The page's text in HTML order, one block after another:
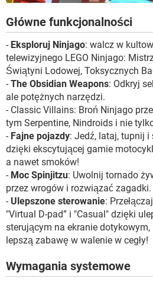
Główne funkcjonalności
- Eksploruj Ninjago: walcz w
telewizyjnego LEGO Ninjago:
Świątyni Lodowej, Toksycznych
- The Obsidian Weapons: Odkryj
ale potężnych narzędzi.
- Classic Villains: Broń Ninjago
tym Serpentine, Nindroids i nie
- Fajne pojazdy: Jedź, lataj, tupnij
dzięki ekscytującej gamie
a nawet smoków!
- Moc Spinjitzu: Uwolnij tornado
przez wrogów i rozwiązać zagadki.
- Ulepszone sterowanie:
"Virtual D-pad” i "Casual" dzięki
sterującym na ekranie
lepszą zabawę w walenie w cegły!
Wymagania systemowe